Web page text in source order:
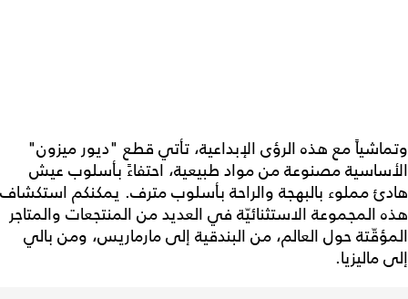
وتماشياً مع هذه الرؤى الإبداعية، تأتي قطع "ديور ميزون"
الأساسية مصنوعة من مواد طبيعية، احتفاءً بأسلوب عيش
هادئ مملوء بالبهجة والراحة بأسلوب مترف. يمكنكم استكشاف
هذه المجموعة الاستثنائيّة في العديد من المنتجعات والمتاجر
المؤقّتة حول العالم، من البندقية إلى مارماريس، ومن بالي
إلى ماليزيا.